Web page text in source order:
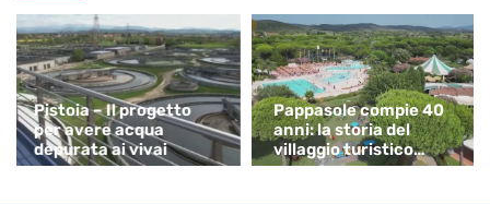
Pistoia – Il progetto
per avere acqua
depurata ai vivai
Pappasole compie 40
anni: la storia del
villaggio turistico
simbolo delle